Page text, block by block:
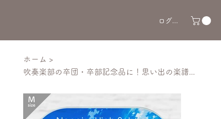
ログイン
ホーム >